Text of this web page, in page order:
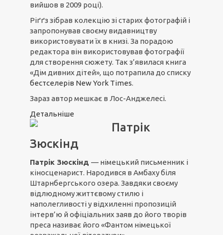
вийшов в 2009 році).
Ріґґз зібрав колекцію зі старих фотографій і
запропонував своєму видавництву
використовувати їх в книзі. За порадою
редактора він використовував фотографії
для створення сюжету. Так з’явилася книга
«Дім дивних дітей», що потрапила до списку
бестселерів New York Times.
Зараз автор мешкає в Лос-Анджелесі.
Детальніше
Патрік
Зюскінд
Патрік Зюскінд — німецький письменник і
кіносценарист. Народився в Амбаху біля
Штарнбергського озера. Завдяки своєму
відлюдному життєвому стилю і
наполегливості у відхиленні пропозицій
інтерв’ю й офіціальних заяв до його творів
преса називає його «Фантом німецької